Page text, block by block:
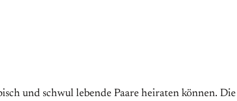
und schwul lebende Paare heiraten können.